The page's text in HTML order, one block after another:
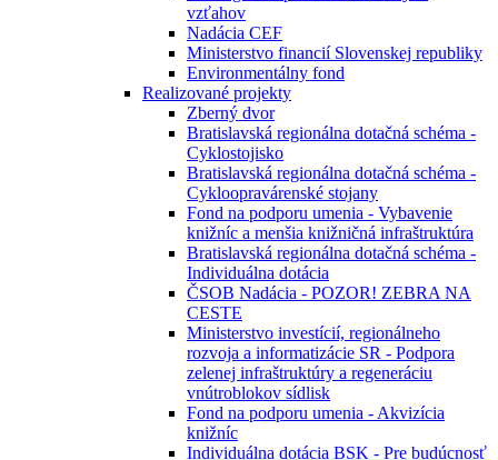
vzťahov
Nadácia CEF
Ministerstvo financií Slovenskej republiky
Environmentálny fond
Realizované projekty
Zberný dvor
Bratislavská regionálna dotačná schéma -
Cyklostojisko
Bratislavská regionálna dotačná schéma -
Cykloopravárenské stojany
Fond na podporu umenia - Vybavenie
knižníc a menšia knižničná infraštruktúra
Bratislavská regionálna dotačná schéma -
Individuálna dotácia
ČSOB Nadácia - POZOR! ZEBRA NA
CESTE
Ministerstvo investícií, regionálneho
rozvoja a informatizácie SR - Podpora
zelenej infraštruktúry a regeneráciu
vnútroblokov sídlisk
Fond na podporu umenia - Akvizícia
knižníc
Individuálna dotácia BSK - Pre budúcnosť